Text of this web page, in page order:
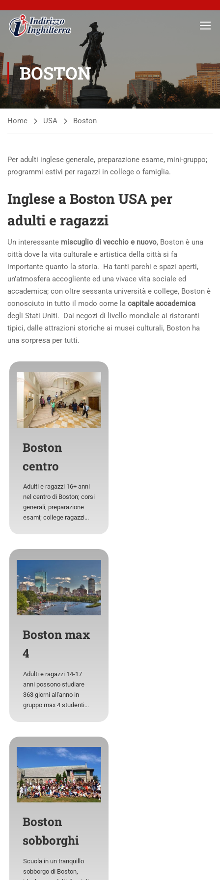
BOSTON
Home USA Boston
Per adulti inglese generale, preparazione esame, mini-gruppo;
programmi estivi per ragazzi in college o famiglia.
Inglese a Boston USA per
adulti e ragazzi
Un interessante miscuglio di vecchio e nuovo, Boston è una
città dove la vita culturale e artistica della città si fa
importante quanto la storia. Ha tanti parchi e spazi aperti,
un’atmosfera accogliente ed una vivace vita sociale ed
accademica; con oltre sessanta università e college, Boston è
conosciuto in tutto il modo come la capitale accademica
degli Stati Uniti. Dai negozi di livello mondiale ai ristoranti
tipici, dalle attrazioni storiche ai musei culturali, Boston ha
una sorpresa per tutti.
Boston
centro
Adulti e ragazzi 16+ anni
nel centro di Boston; corsi
generali, preparazione
esami; college ragazzi...
Boston max
4
Adulti e ragazzi 14-17
anni possono studiare
363 giorni all'anno in
gruppo max 4 studenti...
Boston
sobborghi
Scuola in un tranquillo
sobborgo di Boston,